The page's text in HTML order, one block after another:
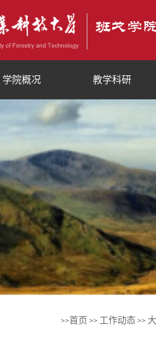
学院概况 教学科研
>>首页 >> 工作动态 >>